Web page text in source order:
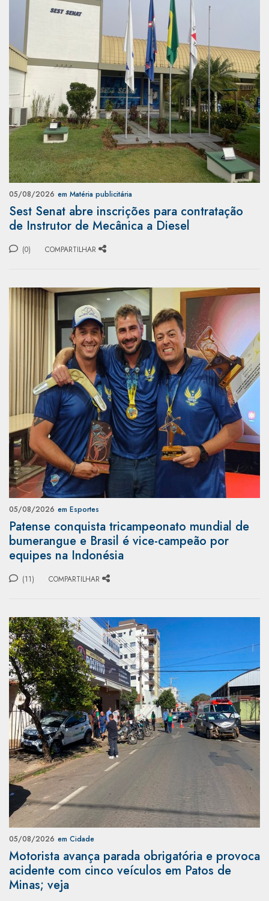
05/08/2026 em Matéria publicitária
Sest Senat abre inscrições para contratação
de Instrutor de Mecânica a Diesel
(0) COMPARTILHAR
05/08/2026 em Esportes
Patense conquista tricampeonato mundial de
bumerangue e Brasil é vice-campeão por
equipes na Indonésia
(11) COMPARTILHAR
05/08/2026 em Cidade
Motorista avança parada obrigatória e provoca
acidente com cinco veículos em Patos de
Minas; veja